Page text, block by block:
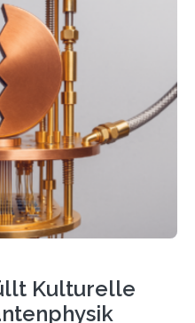
man jahrzehntelang
passenden
worden, 2024 gelang
Unterstützung
Durchbruch:
Kernübergang wurde
man zeigen, dass sich
um hochpräzise…
Kulturelle